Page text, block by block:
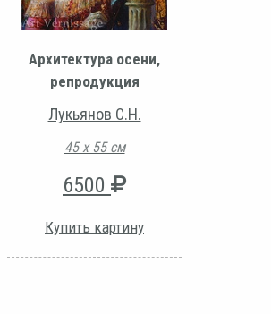
Архитектура осени,
репродукция
Лукьянов С.Н.
45 х 55 см
6500
Купить картину